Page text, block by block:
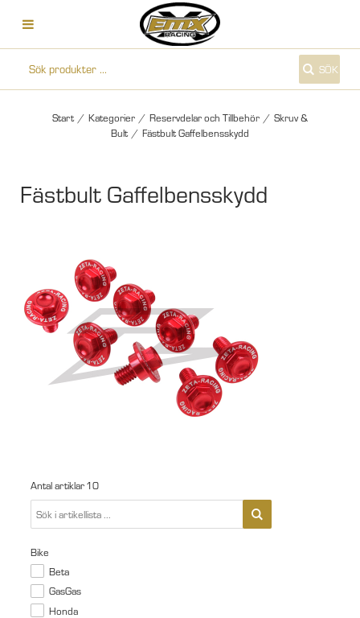
SÖK
Start / Kategorier / Reservdelar och Tillbehör / Skruv &
Bult / Fästbult Gaffelbensskydd
Fästbult Gaffelbensskydd
Antal artiklar 10
Bike
Beta
GasGas
Honda